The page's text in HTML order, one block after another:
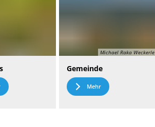
Michael Raka Weckerle
Gemeinde
Mehr